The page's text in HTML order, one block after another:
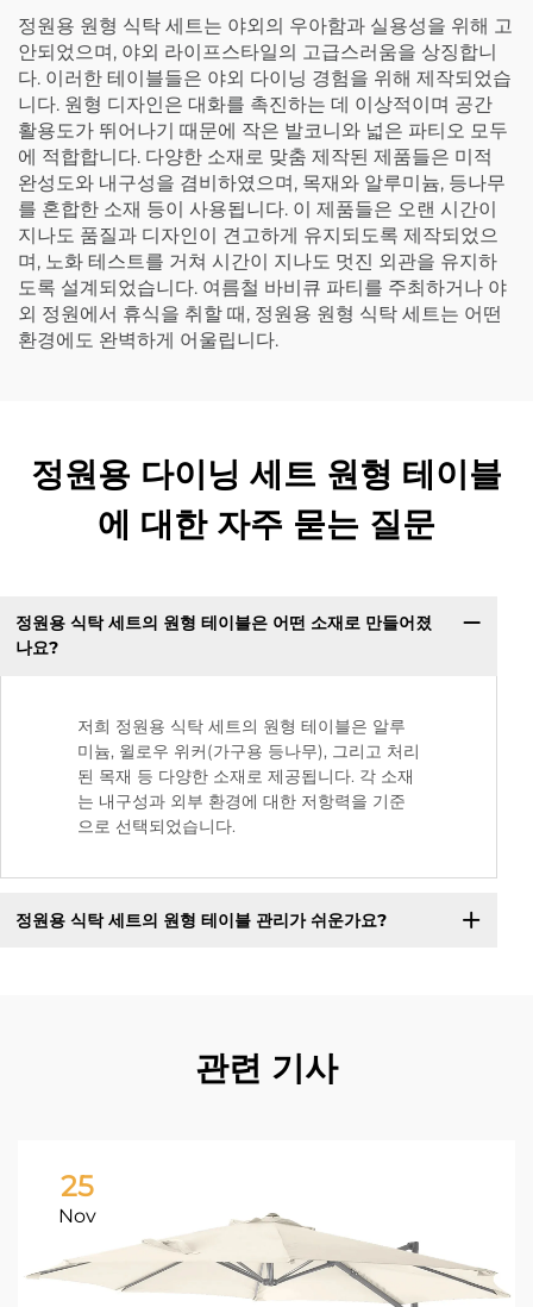
정원용 원형 식탁 세트는 야외의 우아함과 실용성을 위해 고
안되었으며, 야외 라이프스타일의 고급스러움을 상징합니
다. 이러한 테이블들은 야외 다이닝 경험을 위해 제작되었습
니다. 원형 디자인은 대화를 촉진하는 데 이상적이며 공간
활용도가 뛰어나기 때문에 작은 발코니와 넓은 파티오 모두
에 적합합니다. 다양한 소재로 맞춤 제작된 제품들은 미적
완성도와 내구성을 겸비하였으며, 목재와 알루미늄, 등나무
를 혼합한 소재 등이 사용됩니다. 이 제품들은 오랜 시간이
지나도 품질과 디자인이 견고하게 유지되도록 제작되었으
며, 노화 테스트를 거쳐 시간이 지나도 멋진 외관을 유지하
도록 설계되었습니다. 여름철 바비큐 파티를 주최하거나 야
외 정원에서 휴식을 취할 때, 정원용 원형 식탁 세트는 어떤
환경에도 완벽하게 어울립니다.
정원용 다이닝 세트 원형 테이블
에 대한 자주 묻는 질문
정원용 식탁 세트의 원형 테이블은 어떤 소재로 만들어졌
나요?
저희 정원용 식탁 세트의 원형 테이블은 알루
미늄, 윌로우 위커(가구용 등나무), 그리고 처리
된 목재 등 다양한 소재로 제공됩니다. 각 소재
는 내구성과 외부 환경에 대한 저항력을 기준
으로 선택되었습니다.
정원용 식탁 세트의 원형 테이블 관리가 쉬운가요?
관련 기사
25
Nov